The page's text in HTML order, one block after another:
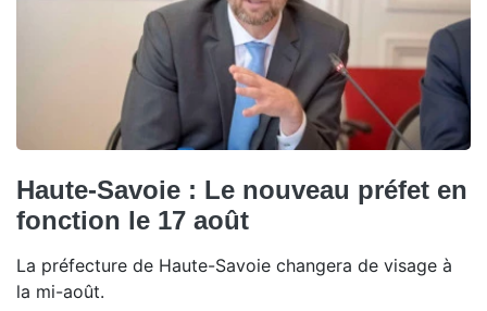
Haute-Savoie : Le nouveau préfet en
fonction le 17 août
La préfecture de Haute-Savoie changera de visage à
la mi-août.